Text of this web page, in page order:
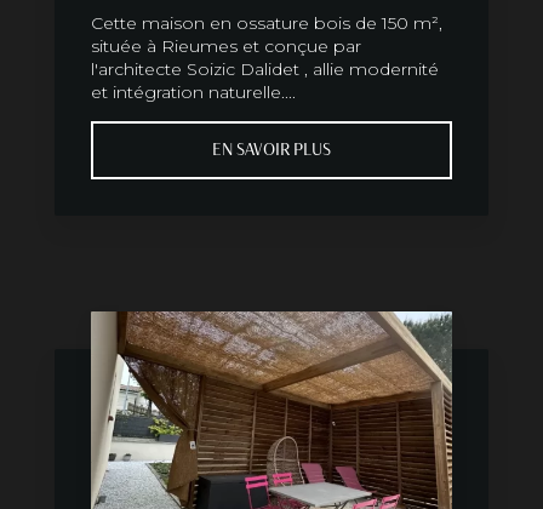
Cette maison en ossature bois de 150 m²,
située à Rieumes et conçue par
l'architecte Soizic Dalidet , allie modernité
et intégration naturelle....
EN SAVOIR PLUS